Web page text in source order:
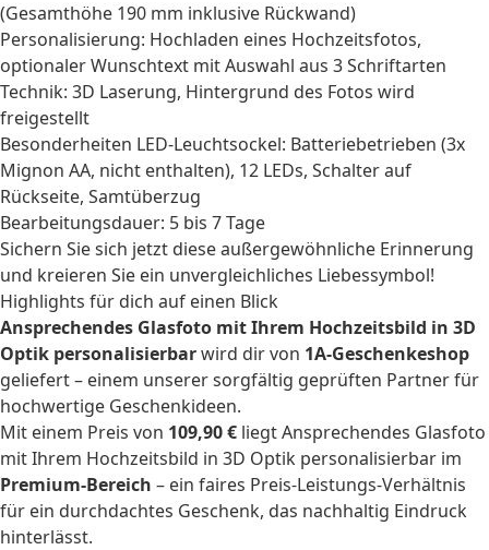
(Gesamthöhe 190 mm inklusive Rückwand)
Personalisierung: Hochladen eines Hochzeitsfotos,
optionaler Wunschtext mit Auswahl aus 3 Schriftarten
Technik: 3D Laserung, Hintergrund des Fotos wird
freigestellt
Besonderheiten LED-Leuchtsockel: Batteriebetrieben (3x
Mignon AA, nicht enthalten), 12 LEDs, Schalter auf
Rückseite, Samtüberzug
Bearbeitungsdauer: 5 bis 7 Tage
Sichern Sie sich jetzt diese außergewöhnliche Erinnerung
und kreieren Sie ein unvergleichliches Liebessymbol!
Highlights für dich auf einen Blick
Ansprechendes Glasfoto mit Ihrem Hochzeitsbild in 3D
Optik personalisierbarwird dir von 1A-Geschenkeshop
geliefert – einem unserer sorgfältig geprüften Partner für
hochwertige Geschenkideen.
Mit einem Preis von 109,90 € liegt Ansprechendes Glasfoto
mit Ihrem Hochzeitsbild in 3D Optik personalisierbar im
Premium-Bereich – ein faires Preis-Leistungs-Verhältnis
für ein durchdachtes Geschenk, das nachhaltig Eindruck
hinterlässt.